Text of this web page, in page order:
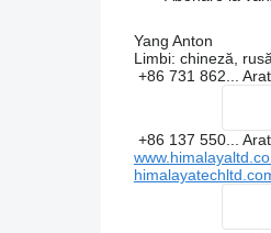
Yang Anton
Limbi: chineză,
+86 731 862...
+86 137 550...